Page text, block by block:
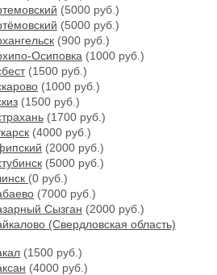
(5000 руб.)
(5000 руб.)
(900 руб.)
Осиповка (1000 руб.)
(1500 руб.)
(1000 руб.)
(1500 руб.)
(1700 руб.)
(4000 руб.)
(2000 руб.)
(5000 руб.)
(0 руб.)
(7000 руб.)
Сызган (2000 руб.)
(Свердловская область)
(1500 руб.)
(4000 руб.)